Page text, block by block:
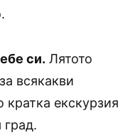
си. Лятото
всякакви
кратка екскурзия
град.